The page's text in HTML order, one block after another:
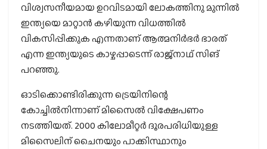
വിശ്വസനീയമായ ഉറവിടമായി ലോകത്തിനു മുന്നില്‍
ഇന്ത്യയെ മാറ്റാന്‍ കഴിയുന്ന വിധത്തില്‍
വികസിപ്പിക്കുക എന്നതാണ് ആത്മനിര്‍ഭര്‍ ഭാരത്
എന്ന ഇന്ത്യയുടെ കാഴ്ചപ്പാടെന്ന് രാജ്നാഥ് സിങ്
പറഞ്ഞു.
ഓടിക്കൊണ്ടിരിക്കുന്ന ട്രെയിനിന്റെ
കോച്ചില്‍നിന്നാണ് മിസൈല്‍ വിക്ഷേപണം
നടത്തിയത്. 2000 കിലോമീറ്റര്‍ ദൂരപരിധിയുള്ള
മിസൈലിന് ചൈനയും പാക്കിസ്ഥാനും